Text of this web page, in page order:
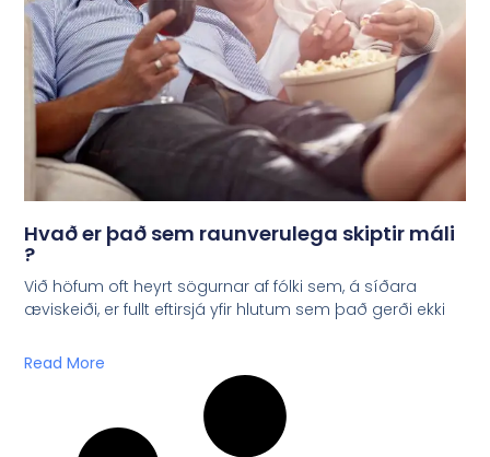
Hvað er það sem raunverulega skiptir máli
?
Við höfum oft heyrt sögurnar af fólki sem, á síðara
æviskeiði, er fullt eftirsjá yfir hlutum sem það gerði ekki
Read More